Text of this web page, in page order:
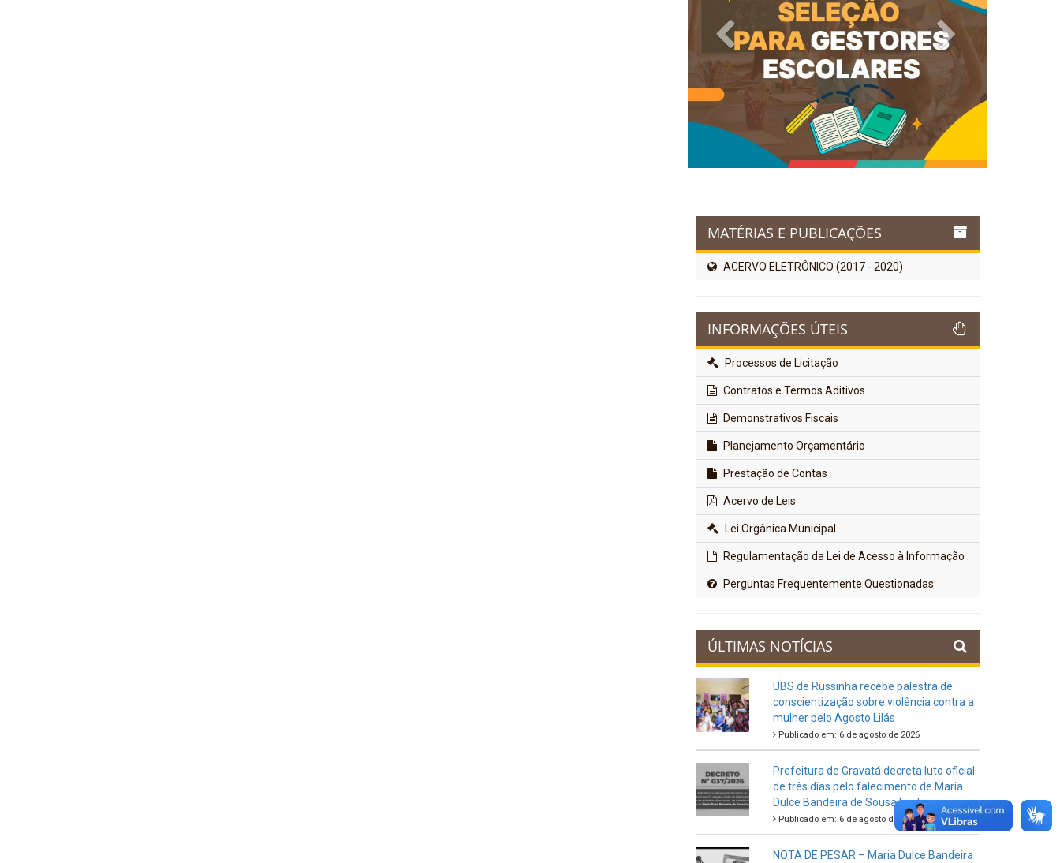
Previous Next
MATÉRIAS E PUBLICAÇÕES
ACERVO ELETRÔNICO (2017 - 2020)
INFORMAÇÕES ÚTEIS
Processos de Licitação
Contratos e Termos Aditivos
Demonstrativos Fiscais
Planejamento Orçamentário
Prestação de Contas
Acervo de Leis
Lei Orgânica Municipal
Regulamentação da Lei de Acesso à Informação
Perguntas Frequentemente Questionadas
ÚLTIMAS NOTÍCIAS
UBS de Russinha recebe palestra de
conscientização sobre violência contra a
mulher pelo Agosto Lilás
Publicado em: 6 de agosto de 2026
Prefeitura de Gravatá decreta luto oficial
de três dias pelo falecimento de Maria
Dulce Bandeira de Sousa Leal
Publicado em: 6 de agosto de 2026
NOTA DE PESAR – Maria Dulce Bandeira